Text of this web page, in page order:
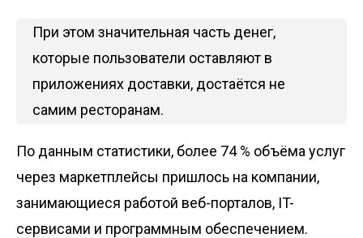
При этом значительная часть денег,
которые пользователи оставляют в
приложениях доставки, достаётся не
самим ресторанам.
По данным статистики, более 74 % объёма услуг
через маркетплейсы пришлось на компании,
занимающиеся работой веб-порталов, IT-
сервисами и программным обеспечением.